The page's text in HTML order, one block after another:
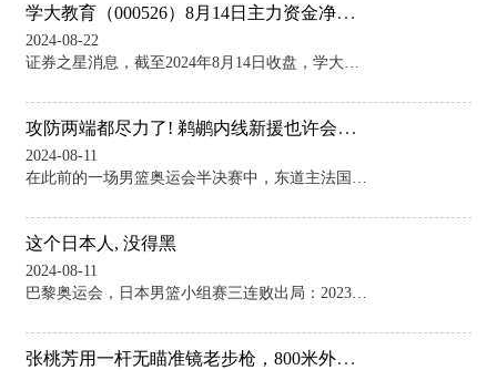
学大教育（000526）8月14日主力资金净卖出1517.28万元
2024-08-22
证券之星消息，截至2024年8月14日收盘，学大教育(000526)报收于55.99元，下跌2.08%，换手率1.45%，成交量1.73万手，成交额9728.8万元。 8月14日的资金流向数据方面，主力资金净流出1517.28万元，占总成交额15.6%，游资资金净流出760.12万元，占总成交额7.81%，散户资金净流入2277.4万元，占总成交额23.41%。 近5日资金流向一览见下表： 该股主要指标及行业内排名如下： 学大教育2024年一季报显示，公司主营收入7.05亿元，同比上升35.9
攻防两端都尽力了! 鹈鹕内线新援也许会在下赛季打出更强的表现?
2024-08-11
在此前的一场男篮奥运会半决赛中，东道主法国队有惊无险地以73比69战胜了德国队。本场比赛后，法国队也是在不被看好的情况下一路磕磕绊绊挺进了决赛，他们将与战胜了塞尔维亚队的美国队争夺最终的冠军。而德国队则是有些遗憾地在之前未输一场的情况下被曾经不敌自己的法国队淘汰出局。 本场比赛中，德国队虽然输掉了比赛，但是球队的先发中锋丹尼尔-泰斯（Daniel Theis）的表现还是相当不错的。泰斯全场出场26分35秒，投篮8中3，三分线外2中0，罚球2中2，得到了8分11篮板6助攻1盖帽的数据，还有2次失
这个日本人, 没得黑
2024-08-11
巴黎奥运会，日本男篮小组赛三连败出局：2023年从美国手中夺走世界杯冠军的德国队，天赋高如山峦的东道主法国队，进攻势如雷霆的巴西队，都没有给日本队机会。 这是一次失利，但算不上失败。当他们把法国队逼到最后一秒，险些获胜时，已经赢得了来自全世界的尊重——包括国人。 作为参照，曾经的“亚洲之光”中国男篮，在被世界潮流抛弃的路上渐行渐远；因为身材劣势和发展滞后的日本男篮，则以多方合力弯道反超。 引领这波反超的，是NBA现役选手八村塁和刚刚回日本的渡边雄太，是归化的白人中锋霍金森，也是队中核心后卫河村
张桃芳用一杆无瞄准镜老步枪，800米外一枪狙杀，他如何做到的？